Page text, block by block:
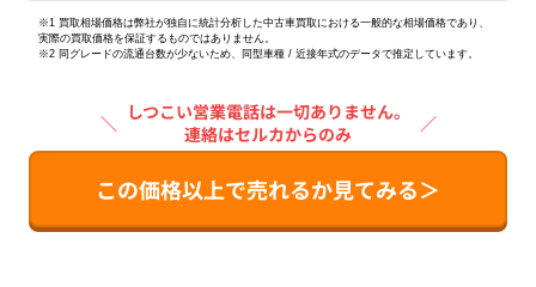
※1 買取相場価格は弊社が独自に統計分析した中古車買取における一般的な相場価格であり、
実際の買取価格を保証するものではありません。
※2 同グレードの流通台数が少ないため、同型車種 / 近接年式のデータで推定しています。
＼ しつこい営業電話は一切ありません。
連絡はセルカからのみ
／
この価格以上で売れるか見てみる＞